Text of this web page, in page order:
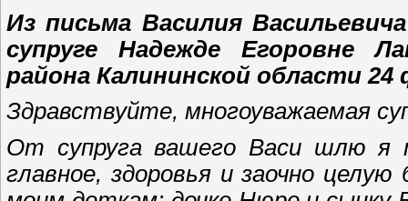
Из письма Василия
супруге Надежде Егоровне
района Калининской области 24
Здравствуйте, многоуважаемая
От супруга вашего Васи шлю я
главное, здоровья и заочно